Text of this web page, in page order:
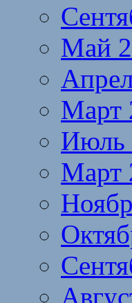
Май
Март
Июль
Март